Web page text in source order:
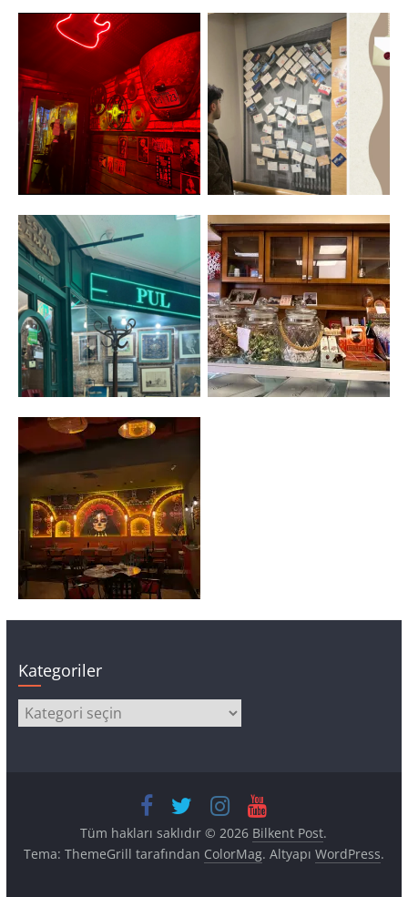
Kategoriler
Kategoriler
Tüm hakları saklıdır © 2026 Bilkent Post.
Tema: ThemeGrill tarafından ColorMag. Altyapı WordPress.